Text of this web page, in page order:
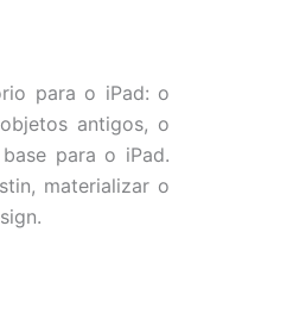
para o iPad: o
antigos, o
para o iPad.
materializar o